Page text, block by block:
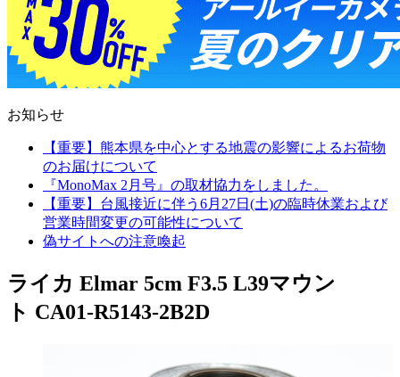
お知らせ
【重要】熊本県を中心とする地震の影響によるお荷物
のお届けについて
『MonoMax 2月号』の取材協力をしました。
【重要】台風接近に伴う6月27日(土)の臨時休業および
営業時間変更の可能性について
偽サイトへの注意喚起
ライカ Elmar 5cm F3.5 L39マウン
ト CA01-R5143-2B2D